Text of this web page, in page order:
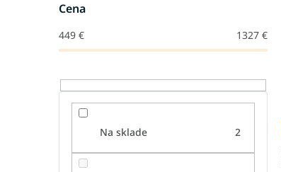
Cena
449 € 1327 €
Na sklade 2